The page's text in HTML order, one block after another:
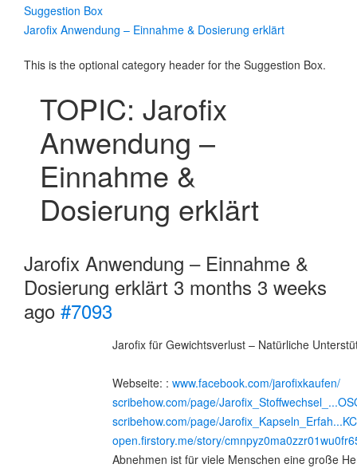
Suggestion Box
Jarofix Anwendung – Einnahme & Dosierung erklärt
This is the optional category header for the Suggestion Box.
TOPIC: Jarofix
Anwendung –
Einnahme &
Dosierung erklärt
Jarofix Anwendung – Einnahme &
Dosierung erklärt 3 months 3 weeks
ago #7093
Jarofix für Gewichtsverlust – Natürliche
Webseite: : www.facebook.com/jarofixkaufen/
scribehow.com/page/
scribehow.com/page/
open.firstory.me/story/
Abnehmen ist für viele Menschen eine große